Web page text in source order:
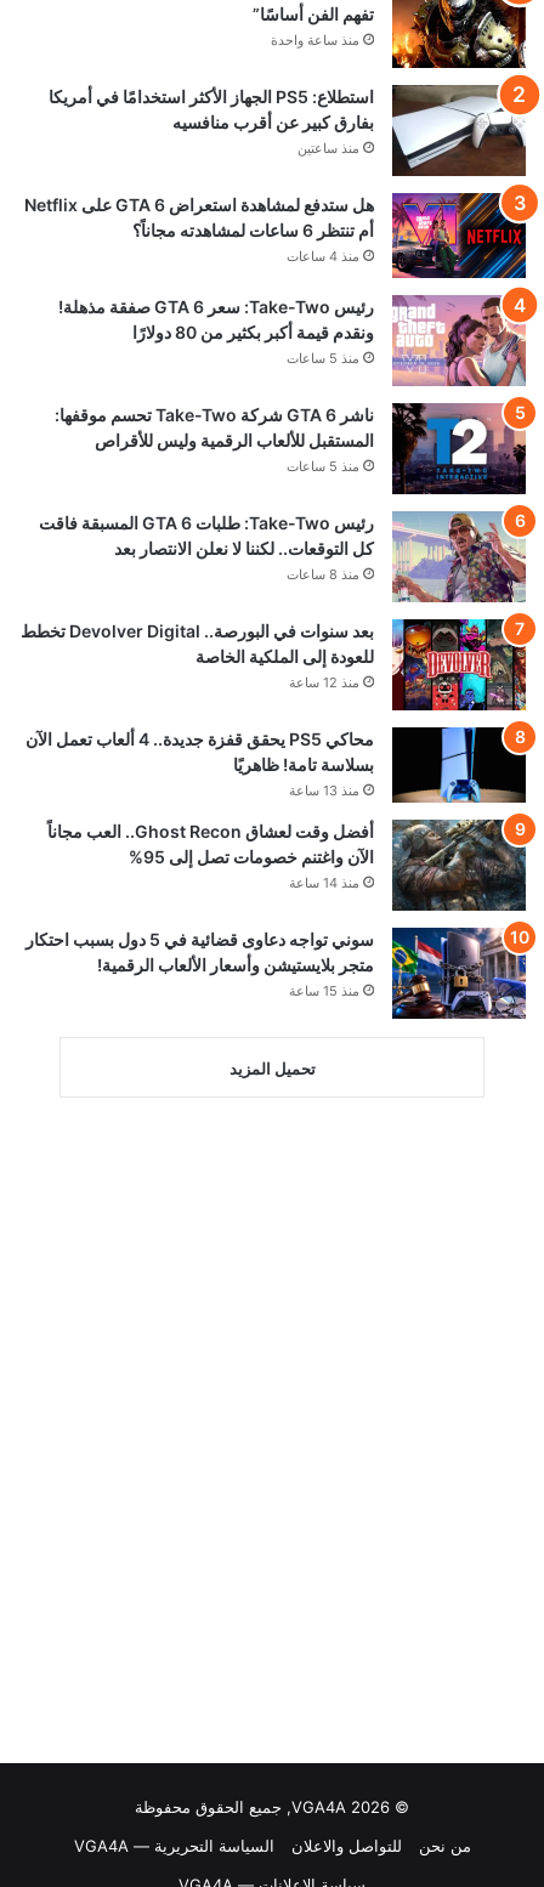
تفهم الفن أساسًا”
منذ ساعة واحدة
استطلاع: PS5 الجهاز الأكثر استخدامًا في أمريكا
بفارق كبير عن أقرب منافسيه
منذ ساعتين
هل ستدفع لمشاهدة استعراض GTA 6 على Netflix
أم تنتظر 6 ساعات لمشاهدته مجاناً؟
منذ 4 ساعات
رئيس Take-Two: سعر GTA 6 صفقة مذهلة!
ونقدم قيمة أكبر بكثير من 80 دولارًا
منذ 5 ساعات
ناشر GTA 6 شركة Take-Two تحسم موقفها:
المستقبل للألعاب الرقمية وليس للأقراص
منذ 5 ساعات
رئيس Take-Two: طلبات GTA 6 المسبقة فاقت
كل التوقعات.. لكننا لا نعلن الانتصار بعد
منذ 8 ساعات
بعد سنوات في البورصة.. Devolver Digital تخطط
للعودة إلى الملكية الخاصة
منذ 12 ساعة
محاكي PS5 يحقق قفزة جديدة.. 4 ألعاب تعمل الآن
بسلاسة تامة! ظاهريًا
منذ 13 ساعة
أفضل وقت لعشاق Ghost Recon.. العب مجاناً
الآن واغتنم خصومات تصل إلى 95%
منذ 14 ساعة
سوني تواجه دعاوى قضائية في 5 دول بسبب احتكار
متجر بلايستيشن وأسعار الألعاب الرقمية!
منذ 15 ساعة
تحميل المزيد
© VGA4A 2026, جميع الحقوق محفوظة
من نحن
للتواصل والاعلان
السياسة التحريرية — VGA4A